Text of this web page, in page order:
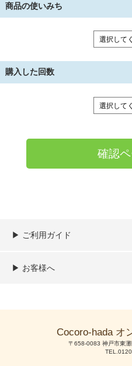
商品の使いみち
購入した回数
▶︎ ご利用ガイド
ご利用ガイド
決済／配送／送料について
取り扱い商品一覧
顧客情報の取扱について
特定商取引法の表記
▶︎ お客様へ
Cocoro-hada オ
〒658-0083 神戸市東